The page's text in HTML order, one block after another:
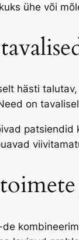
ühe või
hästi
on
patsiendid
de